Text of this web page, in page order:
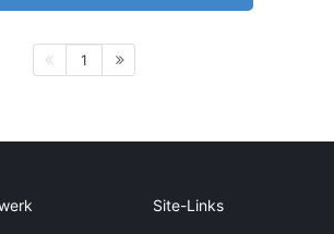
1
Site-Links